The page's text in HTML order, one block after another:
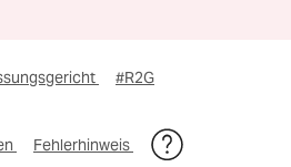
#R2G
Fehlerhinweis